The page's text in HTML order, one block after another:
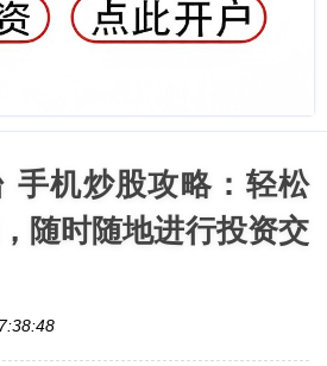
手机炒股攻略：轻松
随时随地进行投资交